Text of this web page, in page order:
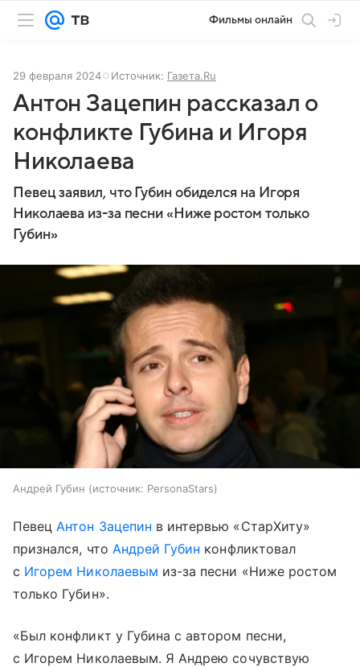
Фильмы онлайн
29 февраля 2024 Источник: Газета.Ru
Антон Зацепин рассказал о
конфликте Губина и Игоря
Николаева
Певец заявил, что Губин обиделся на Игоря
Николаева из-за песни «Ниже ростом только
Губин»
Андрей Губин источник: PersonaStars
Певец Антон Зацепин в интервью «СтарХиту»
признался, что Андрей Губин конфликтовал
с Игорем Николаевым из-за песни «Ниже ростом
только Губин».
«Был конфликт у Губина с автором песни,
с Игорем Николаевым. Я Андрею сочувствую